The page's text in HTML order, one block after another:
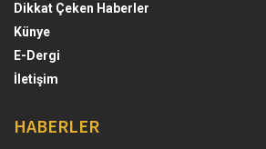
Dikkat Çeken Haberler
Künye
E-Dergi
İletişim
HABERLER